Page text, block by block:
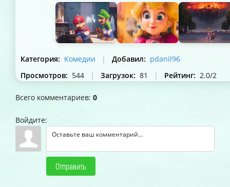
Категория: Комедии | Добавил: pdanil96
Просмотров: 544 | Загрузок: 81 | Рейтинг: 2.0/2
Всего комментариев: 0
Войдите:
Отправить